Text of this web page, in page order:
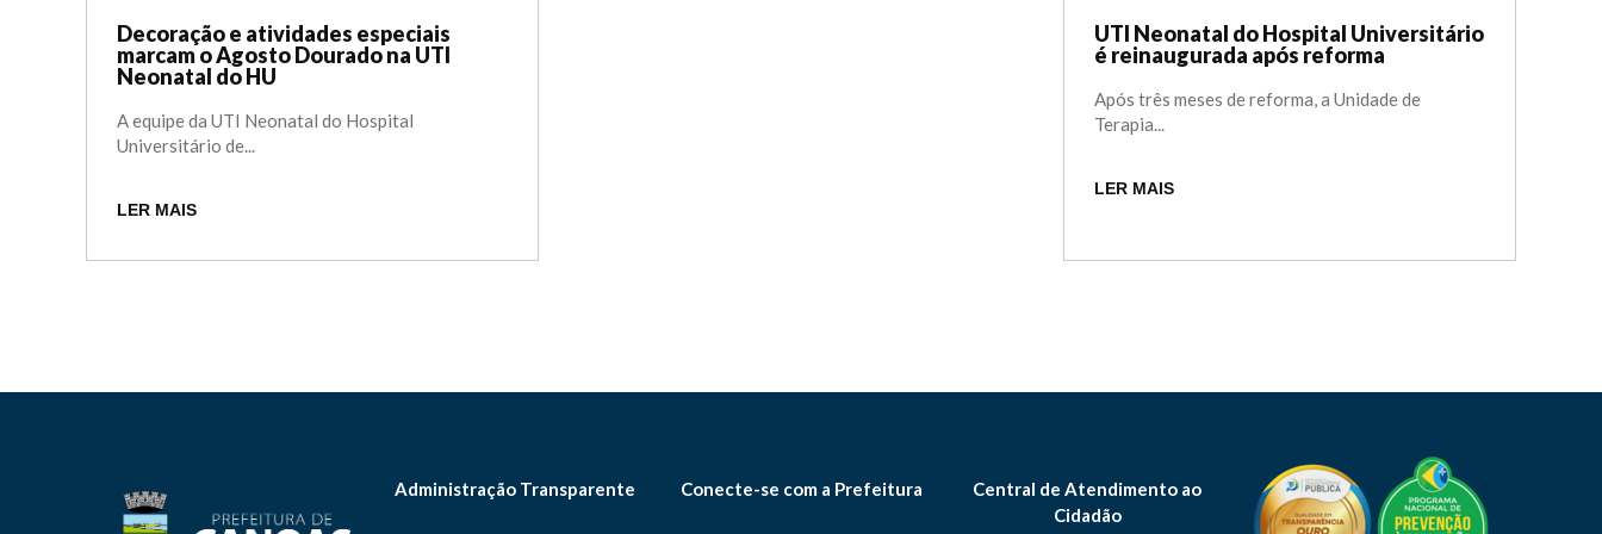
Decoração e atividades especiais
marcam o Agosto Dourado na UTI
Neonatal do HU
A equipe da UTI Neonatal do Hospital
Universitário de...
LER MAIS
UTI Neonatal do Hospital Universitário
é reinaugurada após reforma
Após três meses de reforma, a Unidade de
Terapia...
LER MAIS
Administração Transparente Conecte-se com a Prefeitura
Central de Atendimento ao
Cidadão